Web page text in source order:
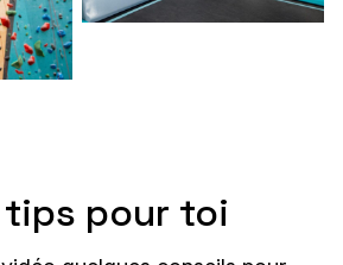
tips pour toi